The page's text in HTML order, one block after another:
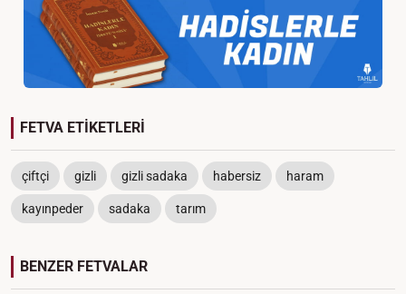
FETVA ETİKETLERİ
çiftçi gizli gizli sadaka habersiz haram
kayınpeder sadaka tarım
BENZER FETVALAR